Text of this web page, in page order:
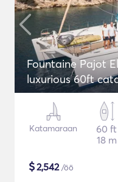
Fountaine Pajot
luxurious 60ft
Katamaraan
60 ft
18 m
$2,542/öö